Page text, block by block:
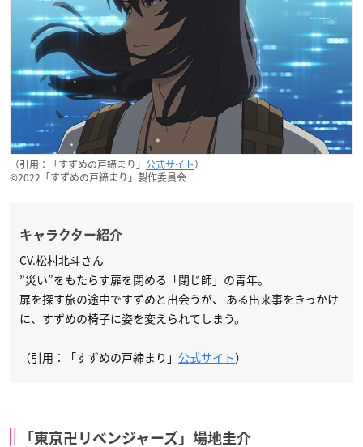
（引用：「すずめの戸締まり」 公式サイト）
©︎2022「すずめの戸締まり」製作委員会
キャラクター紹介
CV.松村北斗さん
”災い”をもたらす扉を閉める「閉じ師」の青年。
扉を探す旅の途中ですずめと出会うが、 ある出来事をきっかけ
に、すずめの椅子に姿を変えられてしまう。
（引用：「すずめの戸締まり」 公式サイト）
「東京卍リベンジャーズ」場地圭介